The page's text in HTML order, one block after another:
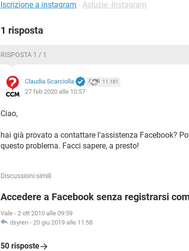
Iscrizione a instagram - Astuzie -Instagram
1 risposta
RISPOSTA 1 / 1
Claudia Scarciolla 11.181
27 feb 2020 alle 10:57
Ciao,
hai già provato a contattare l'assistenza Facebook?
questo problema. Facci sapere, a presto!
Discussioni simili
Accedere a Facebook senza registrarsi
Vale - 2 ott 2010 alle 09:59
dsyren - 20 giu 2019 alle 11:58
50 risposte